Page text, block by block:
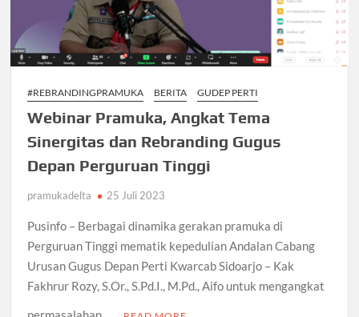
Tamu
Racana
#REBRANDINGPRAMUKA BERITA GUDEP PERTI
Webinar Pramuka, Angkat Tema
Sinergitas dan Rebranding Gugus
Depan Perguruan Tinggi
pramukadelta 25 Juli 2023
Pusinfo – Berbagai dinamika gerakan pramuka di
Perguruan Tinggi mematik kepedulian Andalan Cabang
Urusan Gugus Depan Perti Kwarcab Sidoarjo – Kak
Fakhrur Rozy, S.Or., S.Pd.I., M.Pd., Aifo untuk mengangkat